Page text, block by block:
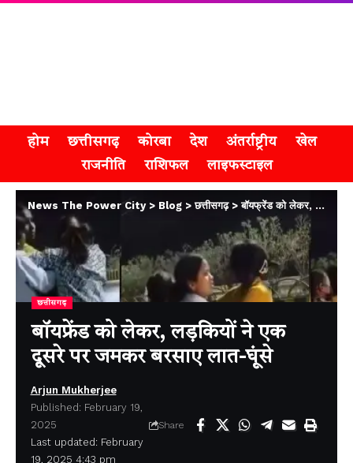
होम छत्तीसगढ़ कोरबा देश अंतर्राष्ट्रीय
खेल
राजनीति
राशिफल लाइफस्टाइल
News The Power City> Blog >छत्तीसगढ़>बॉयफ्रेंड को लेकर, लड़कियों ने एक दूसरे पर जमकर बरसाए लात-घूंसे
छत्तीसगढ़
बॉयफ्रेंड को लेकर, लड़कियों ने एक
दूसरे पर जमकर बरसाए लात-घूंसे
Last updated: February
19, 2025 4:43 pm
Arjun Mukherjee
Published: February 19,
2025
Share